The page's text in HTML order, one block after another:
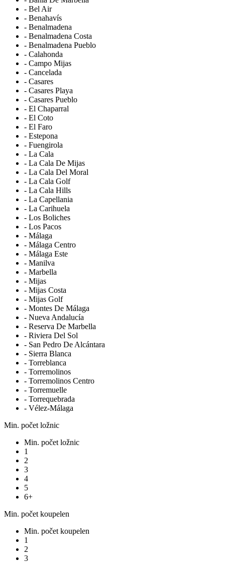
- Bel Air
- Benahavís
- Benalmadena
- Benalmadena Costa
- Benalmadena Pueblo
- Calahonda
- Campo Mijas
- Cancelada
- Casares
- Casares Playa
- Casares Pueblo
- El Chaparral
- El Coto
- El Faro
- Estepona
- Fuengirola
- La Cala
- La Cala De Mijas
- La Cala Del Moral
- La Cala Golf
- La Cala Hills
- La Capellania
- La Carihuela
- Los Boliches
- Los Pacos
- Málaga
- Málaga Centro
- Málaga Este
- Manilva
- Marbella
- Mijas
- Mijas Costa
- Mijas Golf
- Montes De Málaga
- Nueva Andalucía
- Reserva De Marbella
- Riviera Del Sol
- San Pedro De Alcántara
- Sierra Blanca
- Torreblanca
- Torremolinos
- Torremolinos Centro
- Torremuelle
- Torrequebrada
- Vélez-Málaga
Min. počet ložnic
Min. počet ložnic
1
2
3
4
5
6+
Min. počet koupelen
Min. počet koupelen
1
2
3